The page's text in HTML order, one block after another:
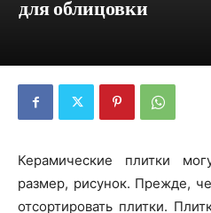
для облицовки
Керамические плитки
размер, рисунок. Прежде,
отсортировать плитки.